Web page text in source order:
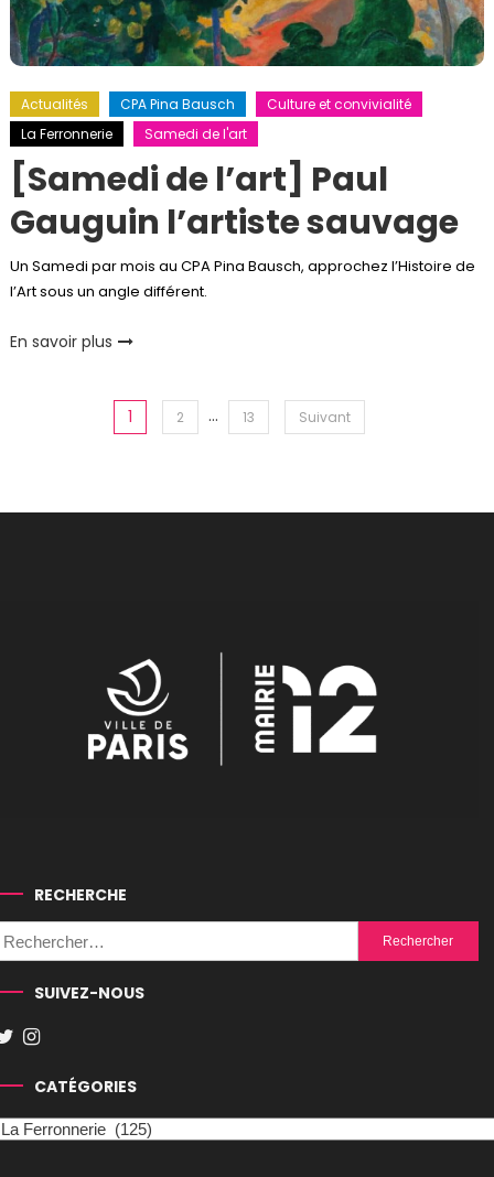
Actualités CPA Pina Bausch
Culture et convivialité
La Ferronnerie
Samedi de l'art
[Samedi de l’art] Paul
Gauguin l’artiste sauvage
Un Samedi par mois au CPA Pina Bausch, approchez l’Histoire de
l’Art sous un angle différent.
En savoir plus
1 2 … 13 Suivant
RECHERCHE
Rechercher :
SUIVEZ-NOUS
CATÉGORIES